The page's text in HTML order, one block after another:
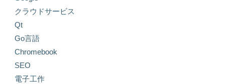
クラウドサービス
Qt
Go言語
Chromebook
SEO
電子工作